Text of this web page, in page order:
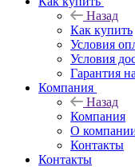
Назад
Как купить
Условия
Условия
Гарантия
Компания
Назад
Компания
О
Контакты
Контакты